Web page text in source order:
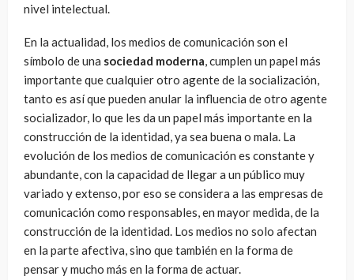
nivel intelectual.
En la actualidad, los medios de comunicación son el
símbolo de una sociedad moderna, cumplen un papel más
importante que cualquier otro agente de la socialización,
tanto es así que pueden anular la influencia de otro agente
socializador, lo que les da un papel más importante en la
construcción de la identidad, ya sea buena o mala. La
evolución de los medios de comunicación es constante y
abundante, con la capacidad de llegar a un público muy
variado y extenso, por eso se considera a las empresas de
comunicación como responsables, en mayor medida, de la
construcción de la identidad. Los medios no solo afectan
en la parte afectiva, sino que también en la forma de
pensar y mucho más en la forma de actuar.